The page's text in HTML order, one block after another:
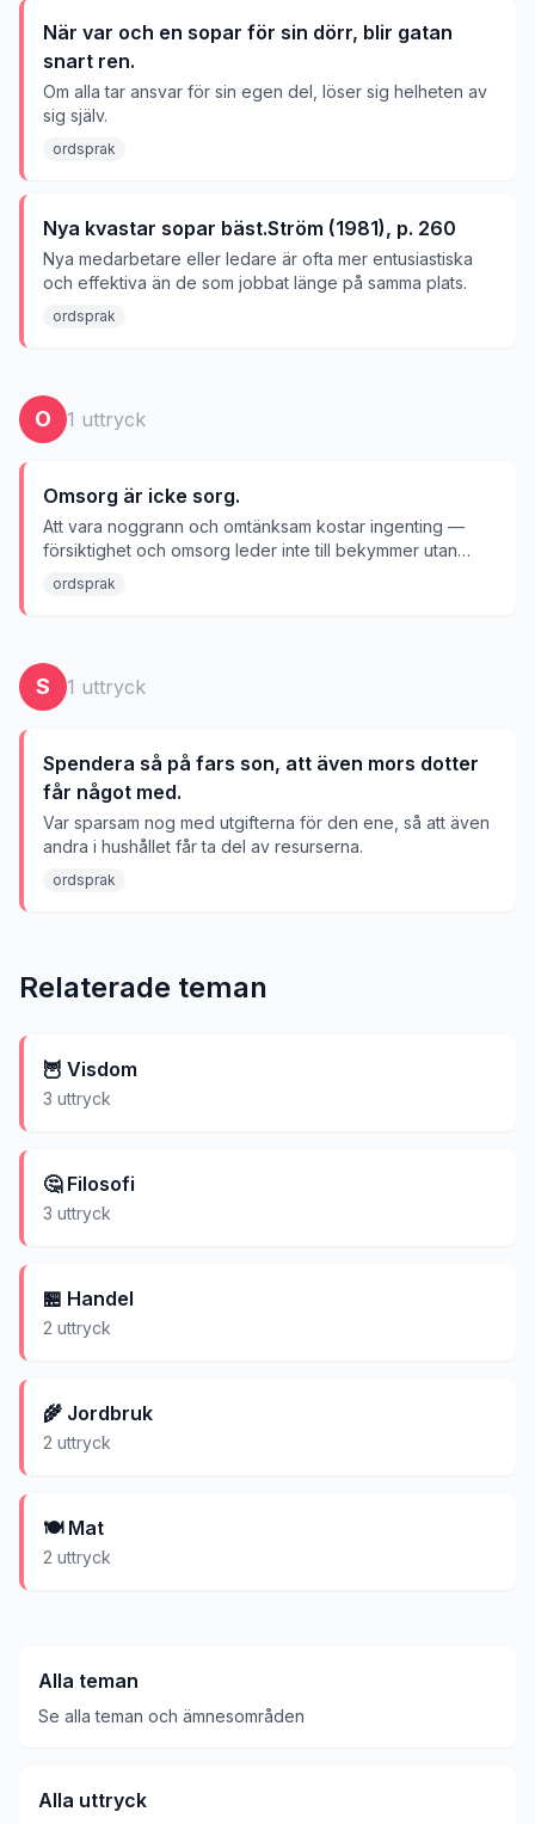
När var och en sopar för sin dörr, blir gatan
snart ren.
Om alla tar ansvar för sin egen del, löser sig helheten av
sig själv.
ordsprak
Nya kvastar sopar bäst.Ström (1981), p. 260
Nya medarbetare eller ledare är ofta mer entusiastiska
och effektiva än de som jobbat länge på samma plats.
ordsprak
O 1 uttryck
Omsorg är icke sorg.
Att vara noggrann och omtänksam kostar ingenting —
försiktighet och omsorg leder inte till bekymmer utan
skyddar mot dem.
ordsprak
S 1 uttryck
Spendera så på fars son, att även mors dotter
får något med.
Var sparsam nog med utgifterna för den ene, så att även
andra i hushållet får ta del av resurserna.
ordsprak
Relaterade teman
🦉 Visdom
3 uttryck
🤔 Filosofi
3 uttryck
🏪 Handel
2 uttryck
🌾 Jordbruk
2 uttryck
🍽️ Mat
2 uttryck
Alla teman
Se alla teman och ämnesområden
Alla uttryck